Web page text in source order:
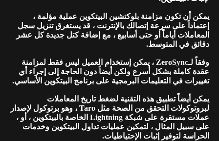
يمكن أن تكون مزامنة بلوكتشين البيتكوين عملية مؤلمة ،
إعتماداً على سرعة إتصالك بالإنترنت ، قد يستغرق تنزيل سجل
المعاملات أياماً أو حتى أسابيع ، مع إضافة كتل جديدة كل عشر
دقائق في المتوسط.
وفقاً لـZeroSync ، يمكن إستخدام العميل ليس فقط لمزامنة
عقدة كاملة بشكل أسرع ولكن أيضاً دون الحاجة إلى إجراء أي
تغييرات في التعليمات البرمجية على برنامج البيتكوين الأساسي.
يمكن أيضاً تطبيق هذه التقنية لضغط تاريخ المعاملات
لبروتوكولات التحقق من الصحة مثل Taro ، وهو برتوكول لإصدار
عملات مستقرة على شبكة Lightning الخاصة بالبيتكوين ، أو ،
على سبيل المثال ، لتمكين عمليات تداول البيتكوين وخدمات
الحراسة لتوفير إثبات الإحتياطيات.